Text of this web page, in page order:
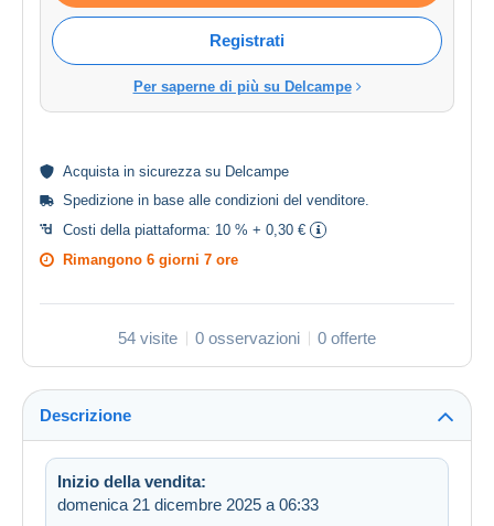
Registrati
Per saperne di più su Delcampe
Acquista in sicurezzasu Delcampe
Spedizione in base alle condizioni del venditore.
Costi della piattaforma: 10 % + 0,30 €
Rimangono 6 giorni 7 ore
54 visite 0 osservazioni 0 offerte
Descrizione
Inizio della vendita:
domenica 21 dicembre 2025 a 06:33